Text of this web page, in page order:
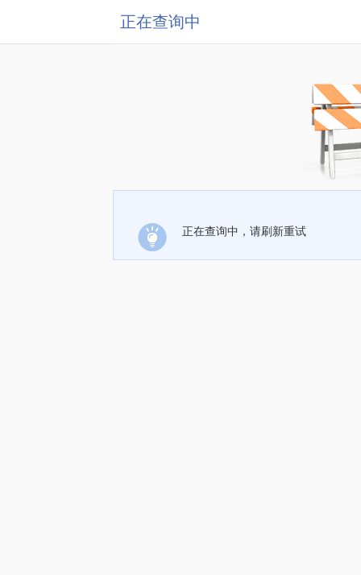
正在查询中
正在查询中，请刷新重试